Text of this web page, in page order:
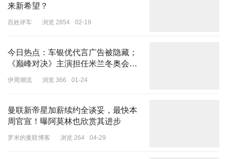
派出的首发为：门将秦子牛，后卫张旭尧，南子勋，李均鹏，金昱
成，后腰周雨诺，徐正鹏，攻击线何思凡，孔玺诺，王涵宇，中锋张
来新希望？
百姓评车 浏览 2854 02-19
今日热点：车银优代言广告被隐藏；
《巅峰对决》主演担任米兰冬奥会火
伊周潮流 浏览 366 01-24
曼联新帝星加薪续约全谈妥，最快本
周官宣！曝阿莫林也欣赏其进步
罗米的曼联博客 浏览 264 04-29